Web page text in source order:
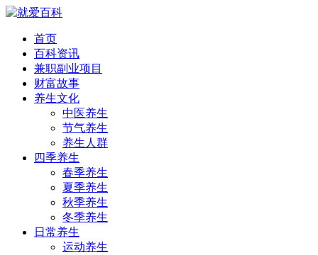
首页
百科资讯
兼职副业项目
财富故事
养生文化
中医养生
节气养生
养生人群
四季养生
春季养生
夏季养生
秋季养生
冬季养生
日常养生
运动养生